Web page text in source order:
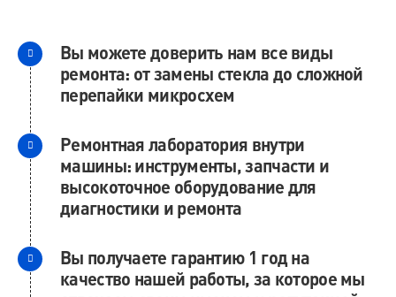
Вы можете доверить нам все виды
ремонта: от замены стекла до сложной
перепайки микросхем
Ремонтная лаборатория внутри
машины: инструменты, запчасти и
высокоточное оборудование для
диагностики и ремонта
Вы получаете гарантию 1 год на
качество нашей работы, за которое мы